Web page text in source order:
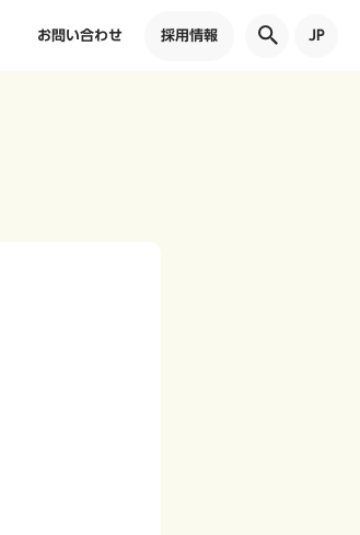
お問い合わせ 採用情報 JP